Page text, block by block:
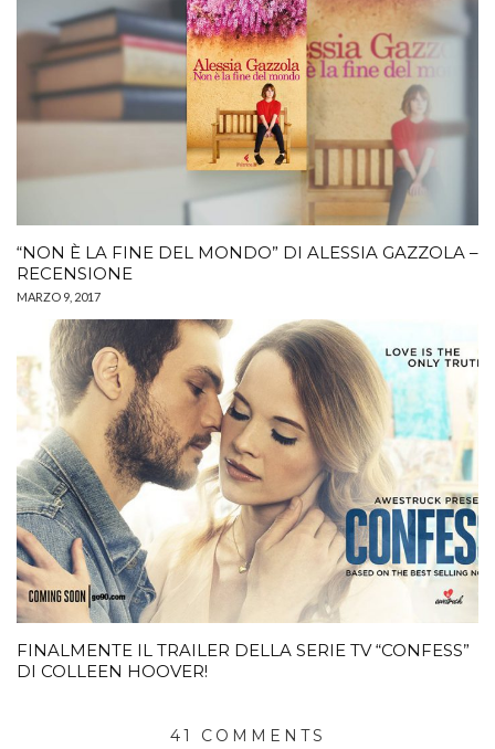
“NON È LA FINE DEL MONDO” DI ALESSIA GAZZOLA –
RECENSIONE
MARZO 9, 2017
FINALMENTE IL TRAILER DELLA SERIE TV “CONFESS”
DI COLLEEN HOOVER!
41 COMMENTS